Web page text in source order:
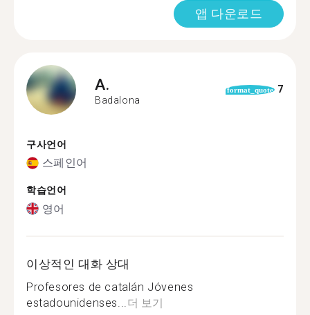
앱 다운로드
A.
Badalona
format_quote 7
구사언어
스페인어
학습언어
영어
이상적인 대화 상대
Profesores de catalán Jóvenes
estadounidenses... 더 보기